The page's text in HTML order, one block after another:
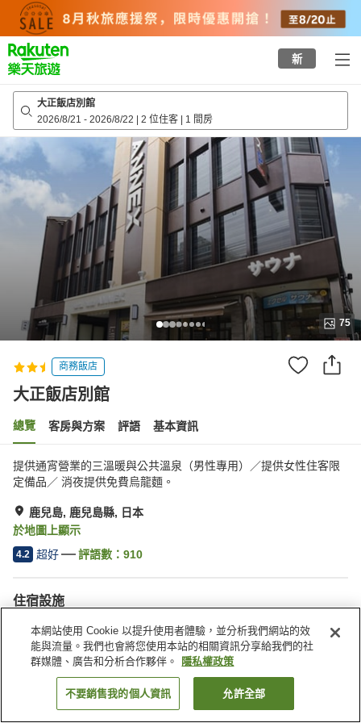
top
page
新
大正飯店別館
2026/8/21 - 2026/8/22 | 2 位住客 | 1 間房
75
商務飯店
大正飯店別館
總覽 客房與方案 評語 基本資訊
提供通宵營業的三溫暖與公共溫泉（男性專用）／提供女性住客限
定備品／ 消夜提供免費烏龍麵。
鹿兒島, 鹿兒島縣, 日本
於地圖上顯示
4.2 超好 評語數： 910
住宿設施
停車場
三溫暖
Spa／美容沙龍
餐廳
找客房
本網站使用 Cookie 以提升使用者體驗，並分析我們網站的效
能與流量。我們也會將您使用本站的相關資訊分享給我們的社
群媒體、廣告和分析合作夥伴。
隱私權政策
不要銷售我的個人資訊 允許全部